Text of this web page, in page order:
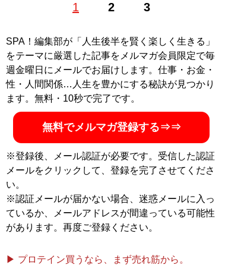
1 2 3
茂英雄と同じ1995年に渡米。ヤンキース全盛期をアメリ
会社に就職。プロ野球、MLB、NFLの業務などに携わ
る。現在は、MLBを中心とした野球記事、および競馬情
報サイトにて競馬記事を執筆中。
記事一覧へ
SPA！編集部が「人生後半を賢く楽しく生きる」
をテーマに厳選した記事をメルマガ会員限定で毎
週金曜日にメールでお届けします。仕事・お金・
性・人間関係…人生を豊かにする秘訣が見つかり
ます。無料・10秒で完了です。
無料でメルマガ登録する⇒⇒
※登録後、メール認証が必要です。受信した認証
メールをクリックして、登録を完了させてくださ
い。
※認証メールが届かない場合、迷惑メールに入っ
ているか、メールアドレスが間違っている可能性
があります。再度ご登録ください。
▶ プロテイン買うなら、まず売れ筋から。